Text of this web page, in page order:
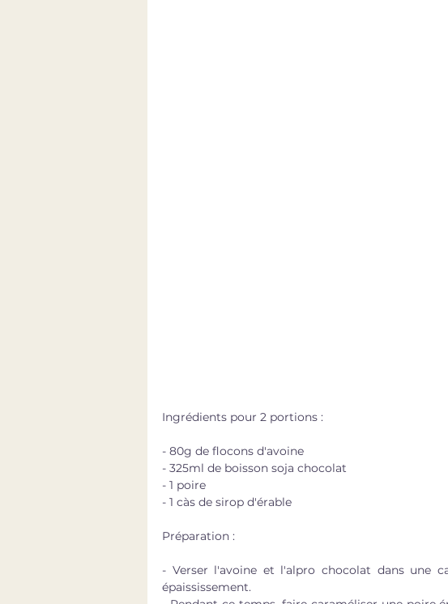
Ingrédients pour 2 portions :
- 80g de flocons d'avoine
- 325ml de boisson soja chocolat
- 1 poire
- 1 càs de sirop d'érable
Préparation :
- Verser l'avoine et l'alpro chocolat dans une
épaississement.